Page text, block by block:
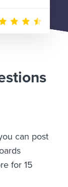
can post
for 15